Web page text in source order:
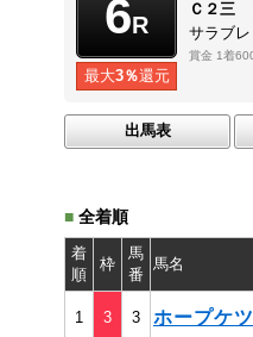
6R
最大3％還元
Ｃ２三
サラブ
賞金 1着
出馬表
■ 全着順
着
順
枠
馬
番
馬名
1 3 3 ホープケ